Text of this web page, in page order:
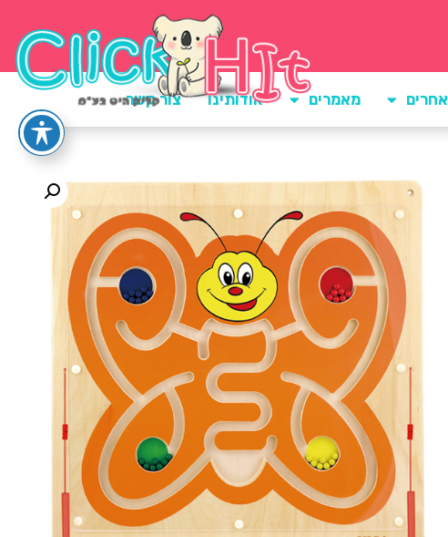
אחרים מאמרים אודותינו צור קשר